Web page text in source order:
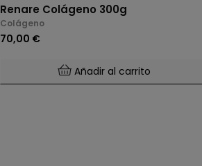
Renare Colágeno 300g
Colágeno
70,00 €
Añadir al carrito